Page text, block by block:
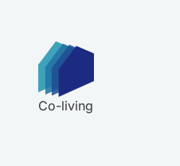
Co-living